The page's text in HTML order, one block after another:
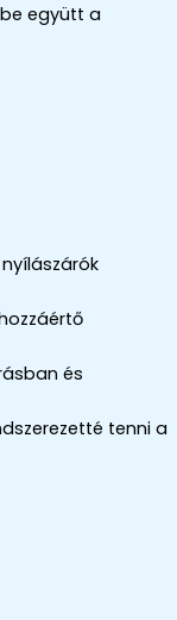
együtt a
és
tenni a